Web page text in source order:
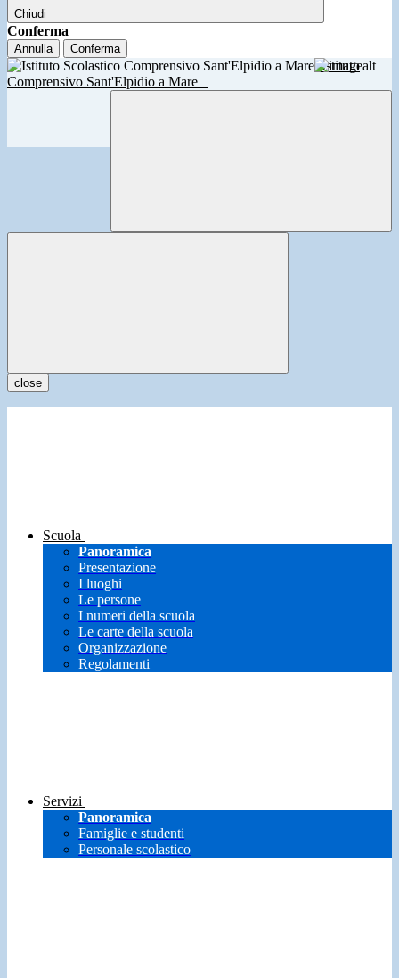
Chiudi
Conferma
Annulla Conferma
Istituto
Comprensivo Sant'Elpidio a Mare
close
Scuola
Panoramica
Presentazione
I luoghi
Le persone
I numeri della scuola
Le carte della scuola
Organizzazione
Regolamenti
Servizi
Panoramica
Famiglie e studenti
Personale scolastico